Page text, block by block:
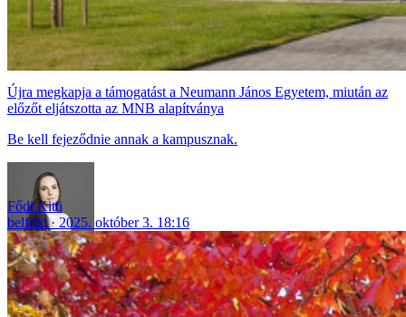
Újra megkapja a támogatást a Neumann János Egyetem, miután az
előzőt eljátszotta az MNB alapítványa
Be kell fejeződnie annak a kampusznak.
Fődi Kitti
belföld
2025. október 3. 18:16